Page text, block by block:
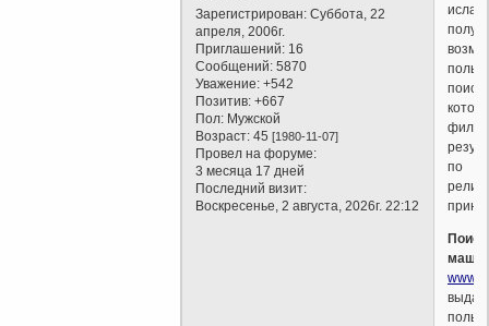
Зарегистрирован: Суббота, 22
апреля, 2006г.
Приглашений: 16
Сообщений: 5870
Уважение: +542
Позитив: +667
Пол: Мужской
Возраст: 45[1980-11-07]
Провел на форуме:
3 месяца 17 дней
Последний визит:
Воскресенье, 2 августа, 2026г. 22:12
по